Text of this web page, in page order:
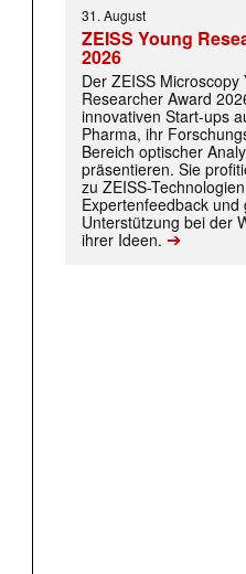
31. August
ZEISS Young
2026
Der ZEISS Microscopy
Researcher Award
innovativen Start-ups
Pharma, ihr
Bereich optischer
präsentieren. Sie
zu ZEISS-
Expertenfeedback und
Unterstützung bei der
ihrer Ideen. ➔